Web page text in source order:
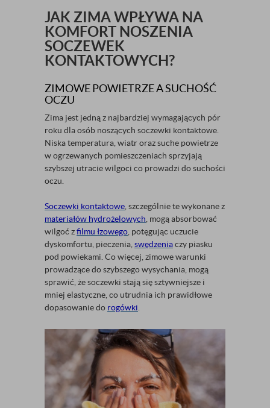
JAK ZIMA WPŁYWA NA
KOMFORT NOSZENIA
SOCZEWEK
KONTAKTOWYCH?
ZIMOWE POWIETRZE A SUCHOŚĆ
OCZU
Zima jest jedną z najbardziej wymagających pór
roku dla osób noszących soczewki kontaktowe.
Niska temperatura, wiatr oraz suche powietrze
w ogrzewanych pomieszczeniach sprzyjają
szybszej utracie wilgoci co prowadzi do suchości
oczu.
Soczewki kontaktowe , szczególnie te wykonane z
materiałów hydrożelowych , mogą absorbować
wilgoć zfilmu łzowego , potęgując uczucie
dyskomfortu, pieczenia, swędzeniaczy piasku
pod powiekami. Co więcej, zimowe warunki
prowadzące do szybszego wysychania, mogą
sprawić, że soczewki stają się sztywniejsze i
mniej elastyczne, co utrudnia ich prawidłowe
dopasowanie do rogówki